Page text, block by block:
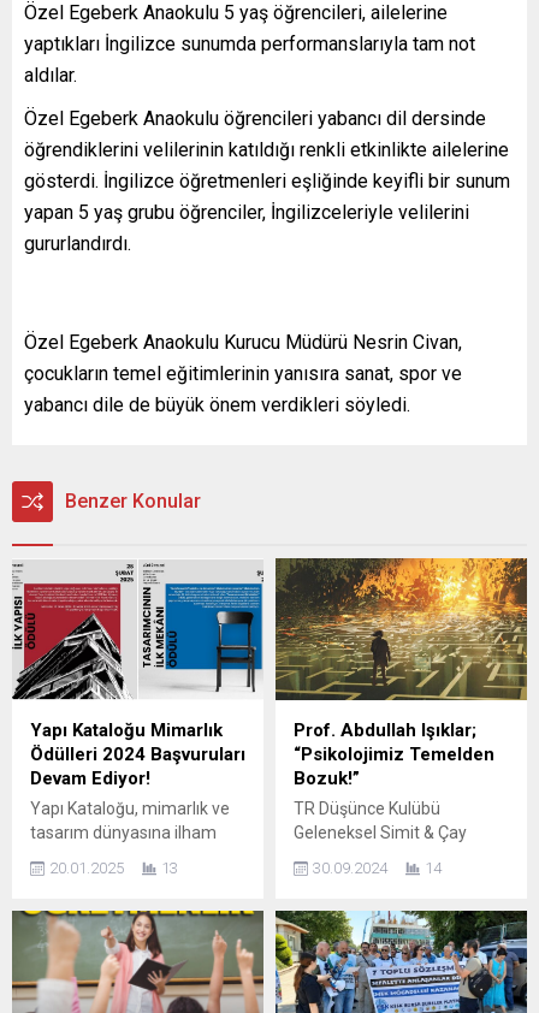
Özel Egeberk Anaokulu 5 yaş öğrencileri, ailelerine
yaptıkları İngilizce sunumda performanslarıyla tam not
aldılar.
Özel Egeberk Anaokulu öğrencileri yabancı dil dersinde
öğrendiklerini velilerinin katıldığı renkli etkinlikte ailelerine
gösterdi. İngilizce öğretmenleri eşliğinde keyifli bir sunum
yapan 5 yaş grubu öğrenciler, İngilizceleriyle velilerini
gururlandırdı.
Özel Egeberk Anaokulu Kurucu Müdürü Nesrin Civan,
çocukların temel eğitimlerinin yanısıra sanat, spor ve
yabancı dile de büyük önem verdikleri söyledi.
Benzer Konular
Yapı Kataloğu Mimarlık
Ödülleri 2024 Başvuruları
Devam Ediyor!
Yapı Kataloğu, mimarlık ve
tasarım dünyasına ilham
ödüllendirmek amacıyla
Mimarlık Ödülleri 2024”
kapsamında başvuruları
kabul etmeye devam ediyor.
Bu yıl, gelenekselleşen
20.01.2025 13
Prof. Abdullah Işıklar;
“Psikolojimiz Temelden
Bozuk!”
TR Düşünce Kulübü
Geleneksel Simit & Çay
sunum yapan Prof. Dr.
olduğu açıklamalarla damga
vurdu. Bursa Konyalılar
Derneği Başkanı Musa
Bozkurt ve yardımcıları
30.09.2024 14